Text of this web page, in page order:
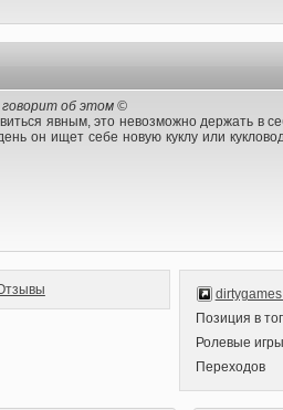
об этом ©
явным, это невозможно держать в
он ищет себе новую куклу или
Позиция в
Ролевые игры
Переходов